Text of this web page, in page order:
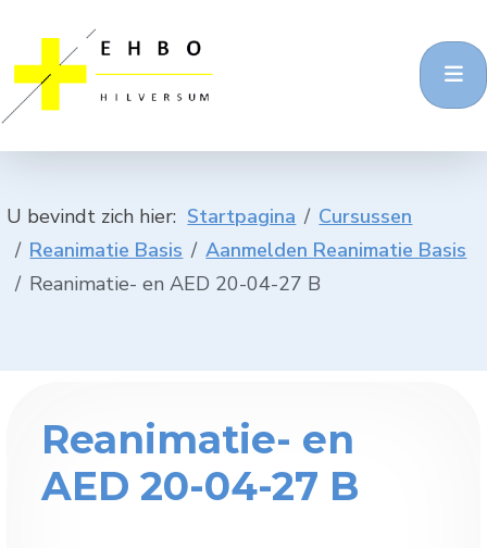
U bevindt zich hier: Startpagina
Cursussen
Reanimatie Basis
Aanmelden Reanimatie Basis
Reanimatie- en AED 20-04-27 B
Reanimatie- en
AED 20-04-27 B